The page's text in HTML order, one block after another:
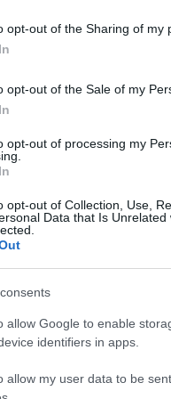
opt-out of the Sharing of my
opt-out of the Sale of my
opt-out of processing my
opt-out of Collection, Use,
Data that Is
allow Google to enable
identifiers in apps.
allow my user data to be
(háborúkkal,
gondolom,
Például abban a
pamlagon
Az egymás
egy háborús
sorjázó, empátiát
mondataivá
a jelölője a
eltérő
a végén az
álló
alig nevet a